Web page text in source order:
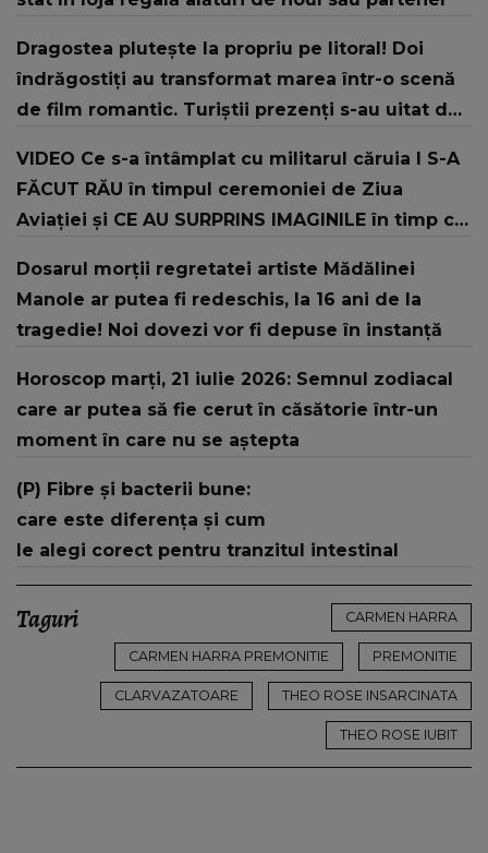
Dragostea plutește la propriu pe litoral! Doi
îndrăgostiți au transformat marea într-o scenă
de film romantic. Turiștii prezenți s-au uitat de
VIDEO Ce s-a întâmplat cu militarul căruia I S-A
FĂCUT RĂU în timpul ceremoniei de Ziua
Aviației şi CE AU SURPRINS IMAGINILE în timp ce
săracul băiat! Sper că..."
Dosarul morții regretatei artiste Mădălinei
Manole ar putea fi redeschis, la 16 ani de la
tragedie! Noi dovezi vor fi depuse în instanță
Horoscop marți, 21 iulie 2026: Semnul zodiacal
care ar putea să fie cerut în căsătorie într-un
moment în care nu se aștepta
(P) Fibre și bacterii bune:
care este diferența și cum
le alegi corect pentru tranzitul intestinal
Taguri CARMEN HARRA
CARMEN HARRA PREMONITIE PREMONITIE
CLARVAZATOARE THEO ROSE INSARCINATA
THEO ROSE IUBIT